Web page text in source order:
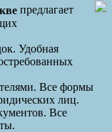
предлагает
Удобная
Все формы
лиц.
Все